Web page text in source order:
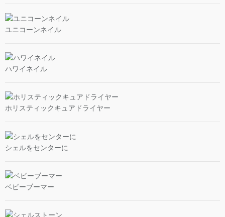
ユニコーンネイル
ハワイネイル
ホリスティックキュアドライヤー
シェルをセンターに
ベビーブーマー